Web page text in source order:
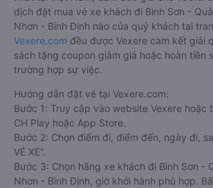
dịch đặt mua vé xe khách đi Bình Sơn -
Nhơn - Bình Định nào của quý khách tại
Vexere.com đều được Vexere cam kết giải
sách tặng coupon giảm giá hoặc hoàn tiền
trường hợp sự việc.
Hướng dẫn đặt vé tại Vexere.com:
Bước 1: Truy cập vào website Vexere hoặc
CH Play hoặc App Store.
Bước 2: Chọn điểm đi, điểm đến, ngày đi,
VÉ XE”.
Bước 3: Chọn hãng xe khách đi Bình Sơn -
Nhơn - Bình Định, giờ khởi hành phù hợp.